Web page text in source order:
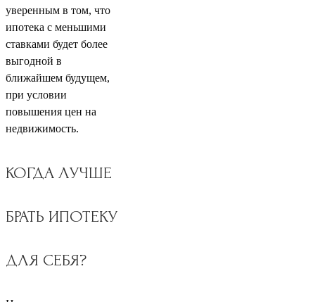
уверенным в том, что
ипотека с меньшими
ставками будет более
выгодной в
ближайшем будущем,
при условии
повышения цен на
недвижимость.
КОГДА ЛУЧШЕ
БРАТЬ ИПОТЕКУ
ДЛЯ СЕБЯ?